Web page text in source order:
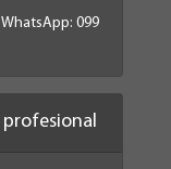
WhatsApp: 099
profesional